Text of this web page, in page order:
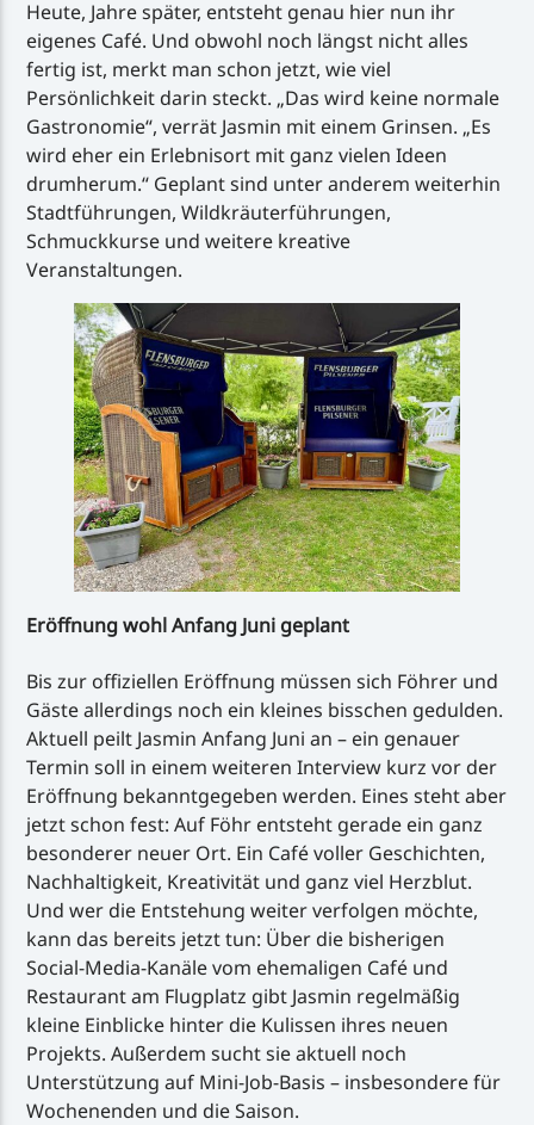
Heute, Jahre später, entsteht genau hier nun ihr
eigenes Café. Und obwohl noch längst nicht alles
fertig ist, merkt man schon jetzt, wie viel
Persönlichkeit darin steckt. „Das wird keine normale
Gastronomie“, verrät Jasmin mit einem Grinsen. „Es
wird eher ein Erlebnisort mit ganz vielen Ideen
drumherum.“ Geplant sind unter anderem weiterhin
Stadtführungen, Wildkräuterführungen,
Schmuckkurse und weitere kreative
Veranstaltungen.
Eröffnung wohl Anfang Juni geplant
Bis zur offiziellen Eröffnung müssen sich Föhrer und
Gäste allerdings noch ein kleines bisschen gedulden.
Aktuell peilt Jasmin Anfang Juni an – ein genauer
Termin soll in einem weiteren Interview kurz vor der
Eröffnung bekanntgegeben werden. Eines steht aber
jetzt schon fest: Auf Föhr entsteht gerade ein ganz
besonderer neuer Ort. Ein Café voller Geschichten,
Nachhaltigkeit, Kreativität und ganz viel Herzblut.
Und wer die Entstehung weiter verfolgen möchte,
kann das bereits jetzt tun: Über die bisherigen
Social-Media-Kanäle vom ehemaligen Café und
Restaurant am Flugplatz gibt Jasmin regelmäßig
kleine Einblicke hinter die Kulissen ihres neuen
Projekts. Außerdem sucht sie aktuell noch
Unterstützung auf Mini-Job-Basis – insbesondere für
Wochenenden und die Saison.